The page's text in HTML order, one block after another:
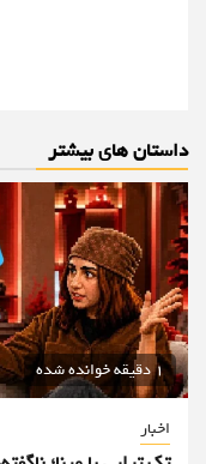
داستان های بیشتر
1 دقیقه خوانده شده
اخبار